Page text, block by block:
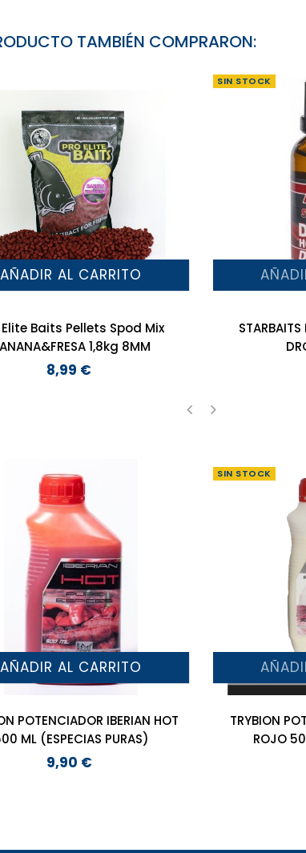
TAMBIÉN COMPRARON:
AÑADIR AL CARRITO
Elite Baits Pellets Spod Mix
1,8kg 8MM
Precio
8,99 €
SIN STOCK
AÑADIR AL CARRITO
POTENCIADOR IBERIAN HOT
ML (ESPECIAS PURAS)
Precio
9,90 €
SIN STOCK
TRYBION
ROJO